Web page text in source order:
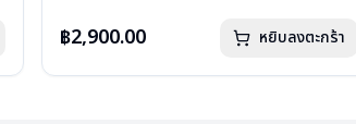
อุปกรณ์ : กล่องแว่น , ผ้าเช็ดแว่น
฿2,900.00 หยิบลงตะกร้า